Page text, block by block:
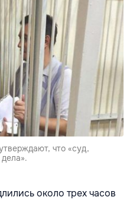
что «суд,
около трех часов